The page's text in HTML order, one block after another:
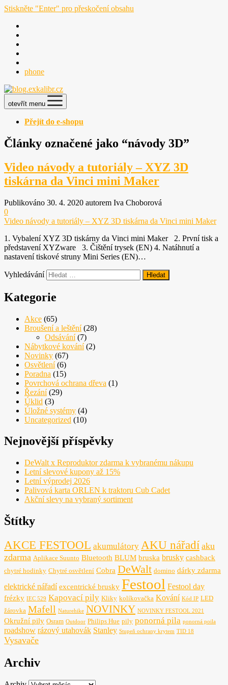
Stiskněte "Enter" pro přeskočení obsahu
phone
otevřít menu
Přejít do e-shopu
Články označené jako “návody 3D”
Video návody a tutoriály – XYZ 3D
tiskárna da Vinci mini Maker
Publikováno 30. 4. 2020 autorem Iva Choborová
0
Video návody a tutoriály – XYZ 3D tiskárna da Vinci mini Maker
1. Vybalení XYZ 3D tiskárny da Vinci mini Maker 2. První tisk a
představení XYZware 3. Čištění trysek (EN) 4. Natáhnutí a
nastavení tiskové struny Mini Series (EN)…
Vyhledávání
Kategorie
Akce (65)
Broušení a leštění(28)
Odsávání(7)
Nábytkové kování(2)
Novinky (67)
Osvětlení(6)
Poradna (15)
Povrchová ochrana dřeva (1)
Řezání(29)
Úklid (3)
Úložné systémy (4)
Uncategorized (10)
Nejnovější příspěvky
DeWalt x Reproduktor zdarma k vybranému nákupu
Letní slevové kupony až 15%
Letní výprodej 2026
Palivová karta ORLEN k traktoru Cub Cadet
Akční slevy na vybraný sortiment
Štítky
AKCE FESTOOL akumulátory AKU nářadí aku
zdarma Aplikace Suunto Bluetooth BLUM bruska brusky cashback
chytré hodinky Chytré osvětlení Cobra DeWalt domino dárky zdarma
elektrické nářadí excentrické brusky Festool Festool day
frézky IEC 529 Kapovací pily Kliky kolíkovačka Kování Kód IP LED
žárovka Mafell Naturehike NOVINKY NOVINKY FESTOOL 2021
Okružní pily Osram Outdoor Philips Hue pily ponorná pila ponorná poila
roadshow rázový utahovák Stanley Stupeň ochrany krytem TID 18
Vysavače
Archiv
Nezbytné
Tyto
soubory
nejsou
nezbytné
fungování
webových
stránek.
Statistiky
Abychom
mohli
zlepšovat
funkčnost
a
webových
stránek na
toho, jak
se webové
stránky
používají.
Uživatelská
Aby naše
webové
stránky
fungovaly
návštěvě co
nejlépe.
Pokud tyto
cookies
odmítnete,
některé
funkce z